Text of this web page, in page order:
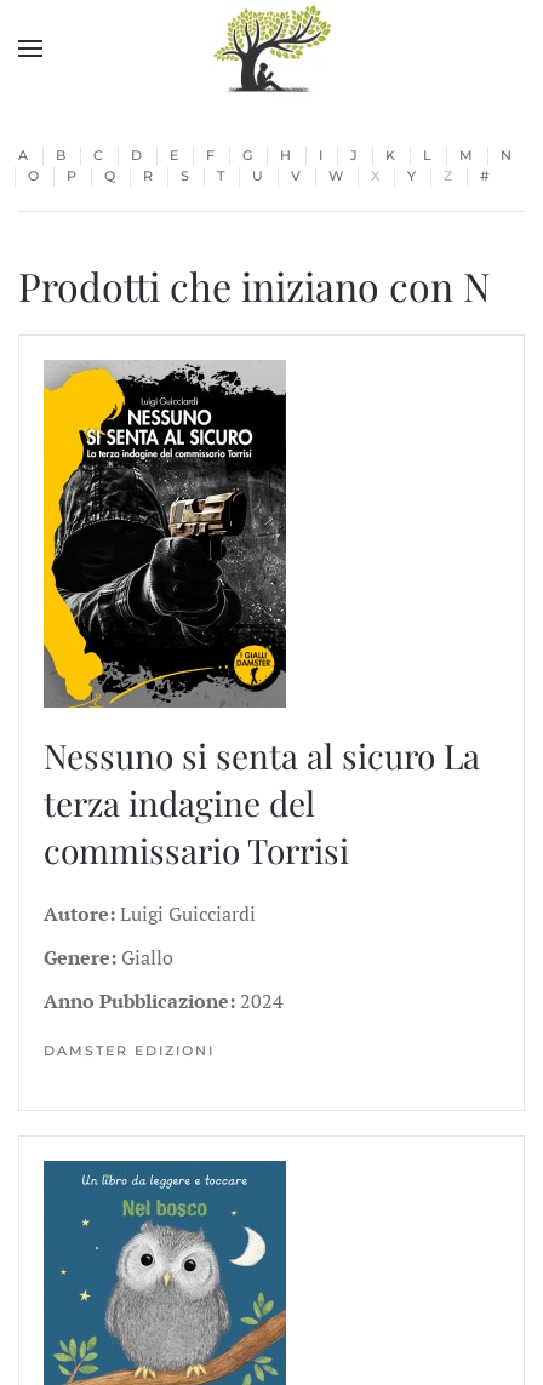
Skip to main content
A B C D E F G H I J K L M
N
O
P Q R S T U V W X Y Z #
Prodotti che iniziano con N
Nessuno si senta al sicuro La
terza indagine del
commissario Torrisi
Autore:Luigi Guicciardi
Genere: Giallo
Anno Pubblicazione: 2024
DAMSTER EDIZIONI